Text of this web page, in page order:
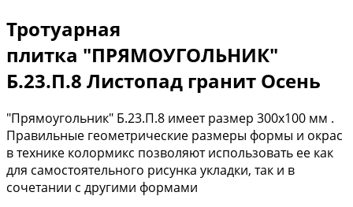
Тротуарная
плитка "ПРЯМОУГОЛЬНИК"
Б.23.П.8 Листопад гранит Осень
"Прямоугольник" Б.23.П.8 имеет размер 300х100 мм .
Правильные геометрические размеры формы и окрас
в технике колормикс позволяют использовать ее как
для самостоятельного рисунка укладки, так и в
сочетании с другими формами